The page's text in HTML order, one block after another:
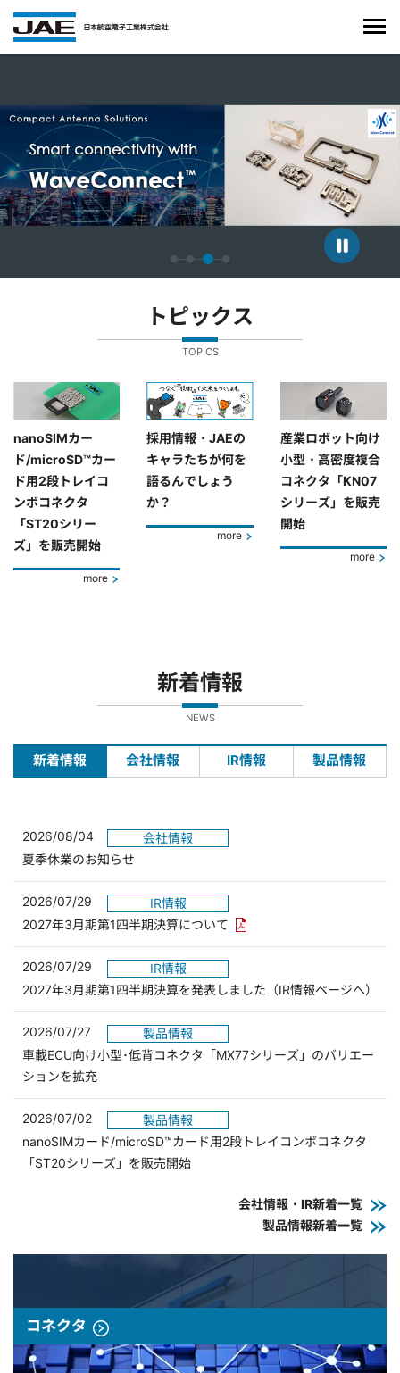
トピックス
TOPICS
nanoSIMカー
ド/microSD™カー
ド用2段トレイコ
ンボコネクタ
「ST20シリー
ズ」を販売開始
more
採用情報・JAEの
キャラたちが何を
語るんでしょう
か？
more
産業ロボット向け
小型・高密度複合
コネクタ「KN07
シリーズ」を販売
開始
more
新着情報
NEWS
新着情報 会社情報 IR情報 製品情報
2026/08/04
会社情報
夏季休業のお知らせ
2026/07/29
IR情報
2027年3月期第1四半期決算について PDFリンクを新しいウィンド
2026/07/29
IR情報
2027年3月期第1四半期決算を発表しました（IR情報ページへ）
2026/07/27
製品情報
車載ECU向け小型･低背コネクタ「MX77シリーズ」のバリエー
ションを拡充
2026/07/02
製品情報
nanoSIMカード/microSD™カード用2段トレイコンボコネクタ
「ST20シリーズ」を販売開始
会社情報・IR新着一覧
製品情報新着一覧
コネクタ